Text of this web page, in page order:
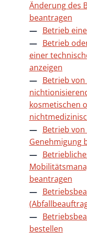
Änderung des
beantragen
Betrieb
Betrieb
einer
anzeigen
Betrieb
kosmetischen
Betrieb
Genehmigung
beantragen
bestellen